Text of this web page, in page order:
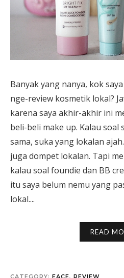
Banyak yang nanya, kok
nge-review kosmetik lokal?
karena saya akhir-akhir ini
beli-beli make up. Kalau soal
sama, suka yang lokalan
juga dompet lokalan. Tapi
kalau soal foundie dan BB
itu saya belum nemu yang
lokal....
READ